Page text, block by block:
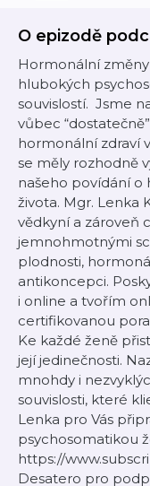
O epizodě
Hormonální
hlubokých
souvislostí. Jsme
vůbec
hormonální zdraví
se měly rozhodně
našeho povídání o
života. Mgr. Lenka
vědkyní a zároveň
jemnohmotnými
plodnosti,
antikoncepci.
i online a tvořím
certifikovanou
Ke každé ženě
její jedinečnosti.
mnohdy i
souvislosti, které
Lenka pro Vás
psychosomatikou
https://
Desatero pro